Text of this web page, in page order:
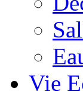
Vie